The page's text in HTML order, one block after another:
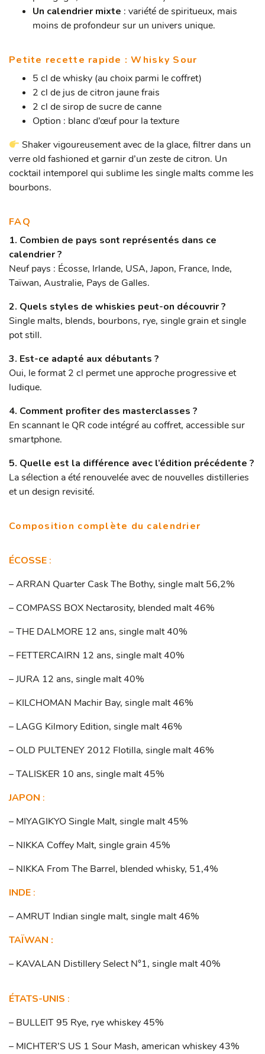
Un calendrier mixte : variété de spiritueux, mais
moins de profondeur sur un univers unique.
Petite recette rapide : Whisky Sour
5 cl de whisky (au choix parmi le coffret)
2 cl de jus de citron jaune frais
2 cl de sirop de sucre de canne
Option : blanc d’œuf pour la texture
Shaker vigoureusement avec de la glace, filtrer dans un
verre old fashioned et garnir d’un zeste de citron. Un
cocktail intemporel qui sublime les single malts comme les
bourbons.
FAQ
1. Combien de pays sont représentés dans ce
calendrier ?
Neuf pays : Écosse, Irlande, USA, Japon, France, Inde,
Taïwan, Australie, Pays de Galles.
2. Quels styles de whiskies peut-on découvrir ?
Single malts, blends, bourbons, rye, single grain et single
pot still.
3. Est-ce adapté aux débutants ?
Oui, le format 2 cl permet une approche progressive et
ludique.
4. Comment profiter des masterclasses ?
En scannant le QR code intégré au coffret, accessible sur
smartphone.
5. Quelle est la différence avec l’édition précédente ?
La sélection a été renouvelée avec de nouvelles distilleries
et un design revisité.
Composition complète du calendrier
ÉCOSSE :
– ARRAN Quarter Cask The Bothy, single malt 56,2%
– COMPASS BOX Nectarosity, blended malt 46%
– THE DALMORE 12 ans, single malt 40%
– FETTERCAIRN 12 ans, single malt 40%
– JURA 12 ans, single malt 40%
– KILCHOMAN Machir Bay, single malt 46%
– LAGG Kilmory Edition, single malt 46%
– OLD PULTENEY 2012 Flotilla, single malt 46%
– TALISKER 10 ans, single malt 45%
JAPON :
– MIYAGIKYO Single Malt, single malt 45%
– NIKKA Coffey Malt, single grain 45%
– NIKKA From The Barrel, blended whisky, 51,4%
INDE :
– AMRUT Indian single malt, single malt 46%
TAÏWAN :
– KAVALAN Distillery Select N°1, single malt 40%
ÉTATS-UNIS :
– BULLEIT 95 Rye, rye whiskey 45%
– MICHTER’S US 1 Sour Mash, american whiskey 43%